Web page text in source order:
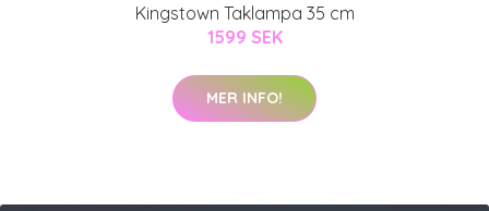
Kingstown Taklampa 35 cm
1599 SEK
MER INFO!